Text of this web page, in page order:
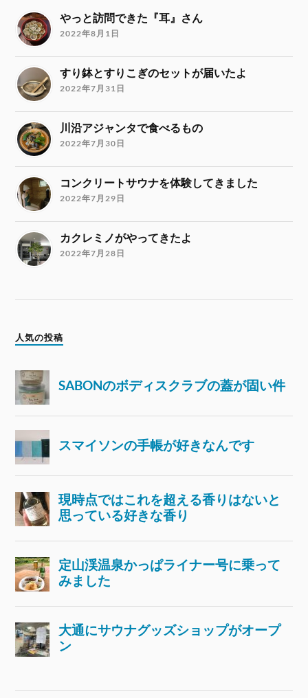
やっと訪問できた『耳』さん
2022年8月1日
すり鉢とすりこぎのセットが届いたよ
2022年7月31日
川沿アジャンタで食べるもの
2022年7月30日
コンクリートサウナを体験してきました
2022年7月29日
カクレミノがやってきたよ
2022年7月28日
人気の投稿